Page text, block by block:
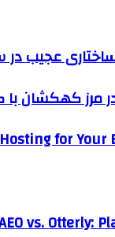
عجیب در
مرز
for Your
vs. Otterly: